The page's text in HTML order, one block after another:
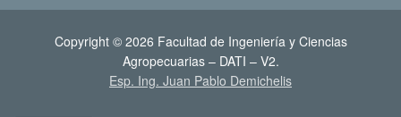
Copyright © 2026 Facultad de Ingeniería y Ciencias
Agropecuarias – DATI – V2.
Esp. Ing. Juan Pablo Demichelis